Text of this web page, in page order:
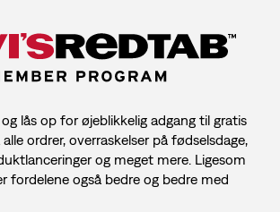
lås op for øjeblikkelig adgang til gratis
ordrer, overraskelser på fødselsdage,
og meget mere. Ligesom
fordelene også bedre og bedre med